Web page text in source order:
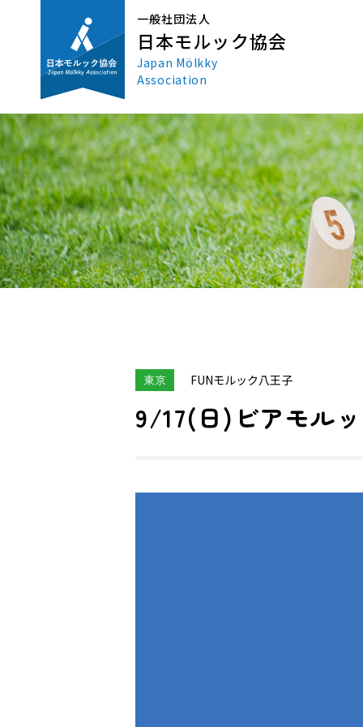
一般社団法人
日本モルック協会
Japan Mölkky
Association
東京 FUNモルック八王子
9/17(日)ビアモル